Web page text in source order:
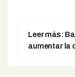
Leer más:
aumentar la